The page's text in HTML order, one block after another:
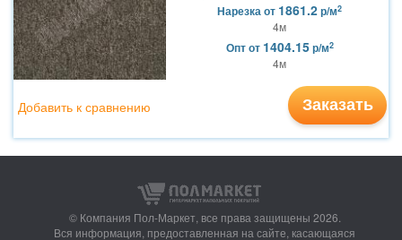
Нарезкаот 1861.2р/м2
4м
Оптот 1404.15р/м2
4м
Заказать
Добавить к сравнению
© Компания Пол-Маркет, все права защищены 2026.
Вся информация, предоставленная на сайте, касающаяся